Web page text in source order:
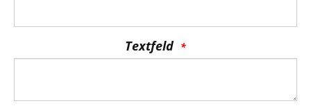
Textfeld